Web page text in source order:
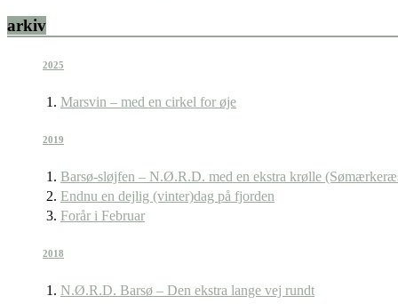
arkiv
2025
Marsvin – med en cirkel for øje
2019
Barsø-sløjfen – N.Ø.R.D. med en ekstra krølle
Endnu en dejlig (vinter)dag på fjorden
Forår i Februar
2018
N.Ø.R.D. Barsø – Den ekstra lange vej rundt